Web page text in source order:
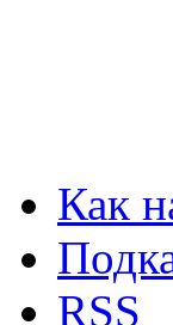
Как
RSS